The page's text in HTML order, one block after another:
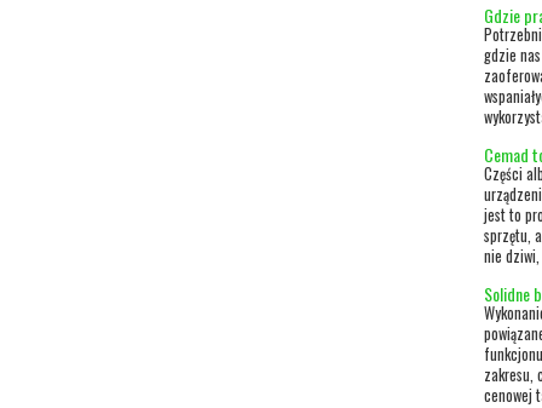
Gdzie
gdzie
Cemad
Części
jest to
sprzętu,
nie
Solidne
zakresu,
cenowej